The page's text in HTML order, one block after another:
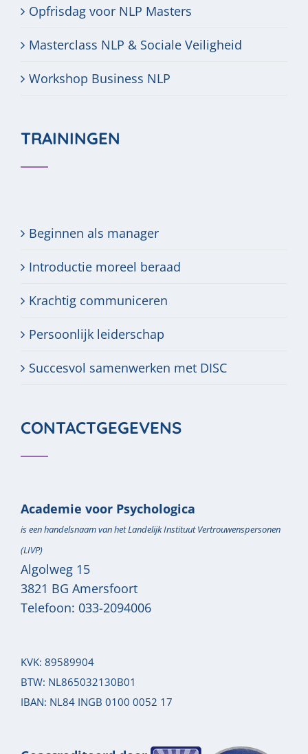
Opfrisdag voor NLP Masters
Masterclass NLP & Sociale Veiligheid
Workshop Business NLP
TRAININGEN
Beginnen als manager
Introductie moreel beraad
Krachtig communiceren
Persoonlijk leiderschap
Succesvol samenwerken met DISC
CONTACTGEGEVENS
Academie voor Psychologica
is een handelsnaam van het Landelijk Instituut Vertrouwenspersonen
(LIVP)
Algolweg 15
3821 BG Amersfoort
Telefoon: 033-2094006
KVK: 89589904
BTW: NL865032130B01
IBAN: NL84 INGB 0100 0052 17